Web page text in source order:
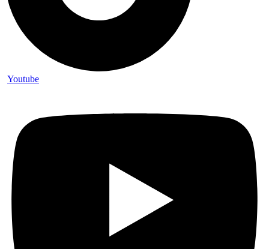
Youtube